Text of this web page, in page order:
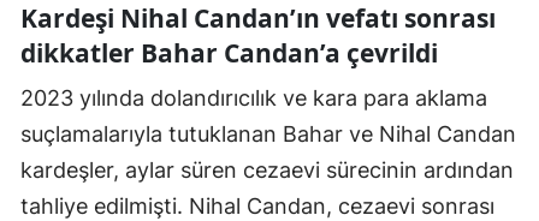
Kardeşi Nihal Candan’ın vefatı sonrası
dikkatler Bahar Candan’a çevrildi
2023 yılında dolandırıcılık ve kara para aklama
suçlamalarıyla tutuklanan Bahar ve Nihal Candan
kardeşler, aylar süren cezaevi sürecinin ardından
tahliye edilmişti. Nihal Candan, cezaevi sonrası